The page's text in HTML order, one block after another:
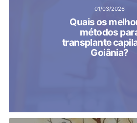
01/03/2026
Quais os
métodos
transplante
Goiânia?